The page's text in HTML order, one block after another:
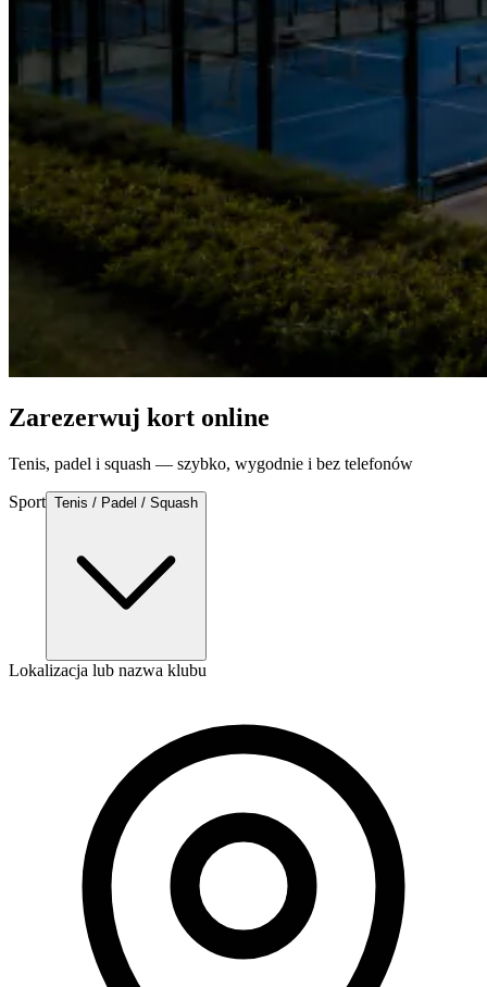
Zarezerwuj kort online
Tenis, padel i squash — szybko, wygodnie i bez telefonów
Sport Tenis / Padel / Squash
Lokalizacja lub nazwa klubu